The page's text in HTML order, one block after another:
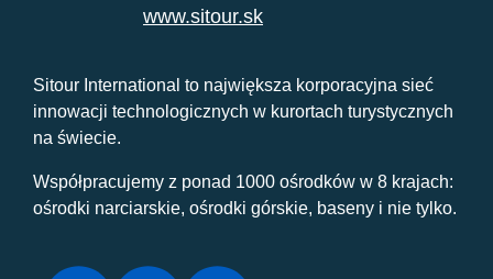
www.sitour.sk
Sitour International to największa korporacyjna sieć
innowacji technologicznych w kurortach turystycznych
na świecie.
Współpracujemy z ponad 1000 ośrodków w 8 krajach:
ośrodki narciarskie, ośrodki górskie, baseny i nie tylko.